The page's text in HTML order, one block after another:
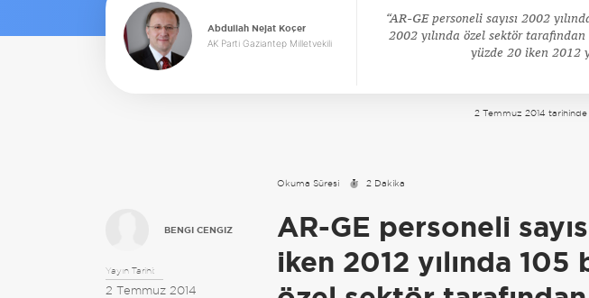
Abdullah Nejat Koçer
AK Parti Gaziantep Milletvekili
AR-GE personeli sayısı 2002
2002 yılında özel sektör
yüzde 20 iken 2012
2 Temmuz 2014 tarihinde
Okuma Süresi 2 Dakika
BENGI CENGIZ
Yayın Tarihi:
2 Temmuz 2014
AR-GE personeli
iken 2012 yılında 105